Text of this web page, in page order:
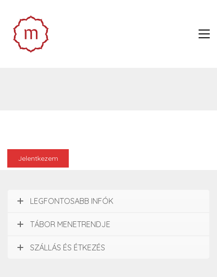
Jelentkezem
LEGFONTOSABB INFÓK
TÁBOR MENETRENDJE
SZÁLLÁS ÉS ÉTKEZÉS